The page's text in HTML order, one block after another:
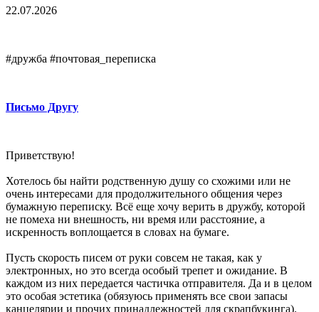
22.07.2026
#дружба #почтовая_переписка
Письмо Другу
Приветствую!
Хотелось бы найти родственную душу со схожими или не
очень интересами для продолжительного общения через
бумажную переписку. Всё еще хочу верить в дружбу, которой
не помеха ни внешность, ни время или расстояние, а
искренность воплощается в словах на бумаге.
Пусть скорость писем от руки совсем не такая, как у
электронных, но это всегда особый трепет и ожидание. В
каждом из них передается частичка отправителя. Да и в целом
это особая эстетика (обязуюсь применять все свои запасы
канцелярии и прочих принадлежностей для скрапбукинга).